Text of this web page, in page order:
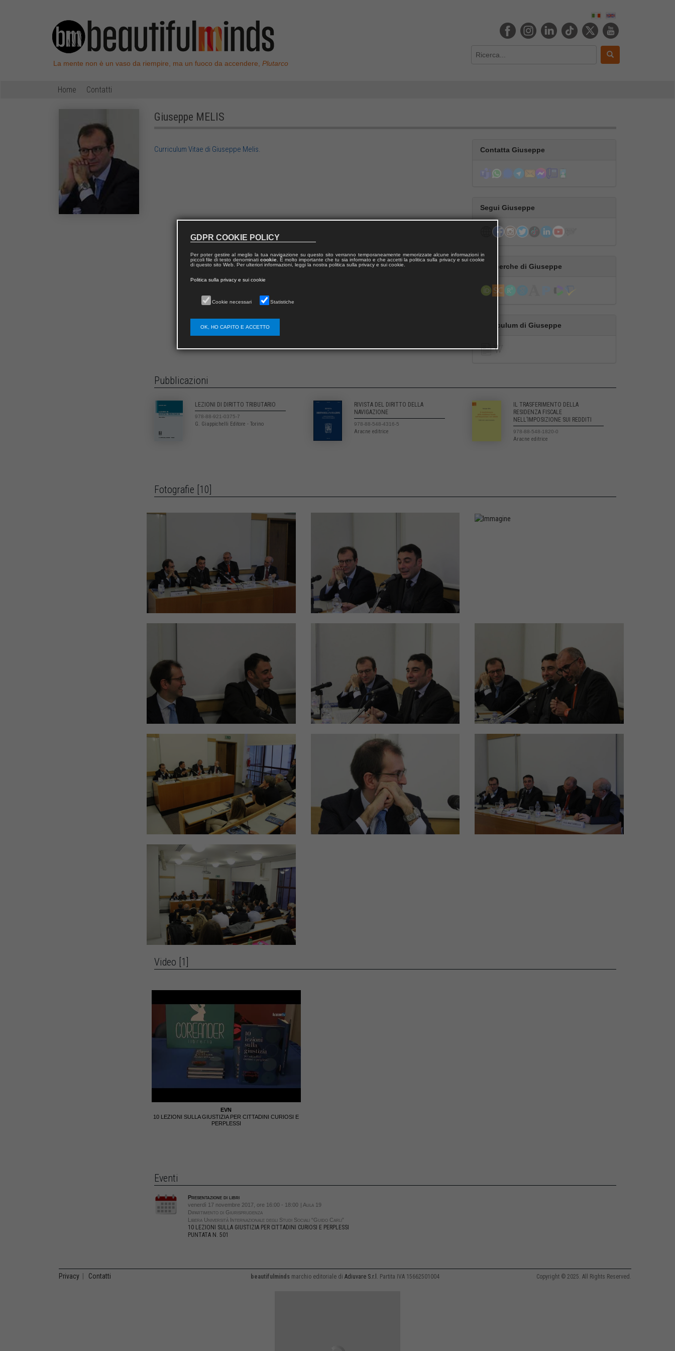
La mente non è un vaso da riempire, ma un fuoco da accendere, Plutarco
Home Contatti
Giuseppe MELIS
Curriculum Vitae di Giuseppe Melis. Contatta Giuseppe
Segui Giuseppe
Le ricerche di Giuseppe
Curriculum di Giuseppe
Pubblicazioni
LEZIONI DI DIRITTO TRIBUTARIO
978-88-921-0375-7
G. Giappichelli Editore - Torino
RIVISTA DEL DIRITTO DELLA
NAVIGAZIONE
978-88-548-4316-5
Aracne editrice
IL TRASFERIMENTO DELLA
RESIDENZA FISCALE
NELL’IMPOSIZIONE SUI REDDITI
978-88-548-1820-0
Aracne editrice
Fotografie [10]
Video [1]
EVN
10 LEZIONI SULLA GIUSTIZIA PER CITTADINI CURIOSI E
PERPLESSI
Eventi
Presentazione di libri
venerdì 17 novembre 2017, ore 16:00 - 18:00
| Aula 19
Dipartimento di Giurisprudenza
Libera Università Internazionale degli Studi Sociali “Guido Carli”
10 LEZIONI SULLA GIUSTIZIA PER CITTADINI CURIOSI E PERPLESSI
PUNTATA N. 501
Privacy Contatti beautifulminds marchio editoriale di Adiuvare S.r.l. Partita IVA 15662501004 Copyright © 2025. All Rights Reserved.
GDPR COOKIE POLICY
Per poter gestire al meglio la tua navigazione su questo sito verranno temporaneamente memorizzate alcune informazioni in
piccoli file di testo denominati cookie. È molto importante che tu sia informato e che accetti la politica sulla privacy e sui cookie
di questo sito Web. Per ulteriori informazioni, leggi la nostra politica sulla privacy e sui cookie.
Politica sulla privacy e sui cookie
Cookie necessari Statistiche
OK, HO CAPITO E ACCETTO